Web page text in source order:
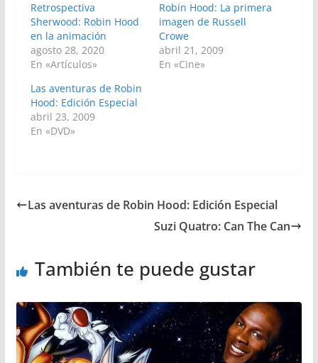
Retrospectiva
Sherwood: Robin Hood
en la animación
agosto 28, 2020
En «Artículos»
Robin Hood: La primera
imagen de Russell
Crowe
abril 21, 2009
En «Cine»
Las aventuras de Robin
Hood: Edición Especial
abril 23, 2009
En «DVD»
Las aventuras de Robin Hood: Edición Especial
Suzi Quatro: Can The Can
También te puede gustar